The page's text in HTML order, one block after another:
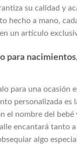
su calidad y
hecho a mano,
un artículo
para
para una ocasión
personalizada es
el nombre del bebé
encantará tanto
algo